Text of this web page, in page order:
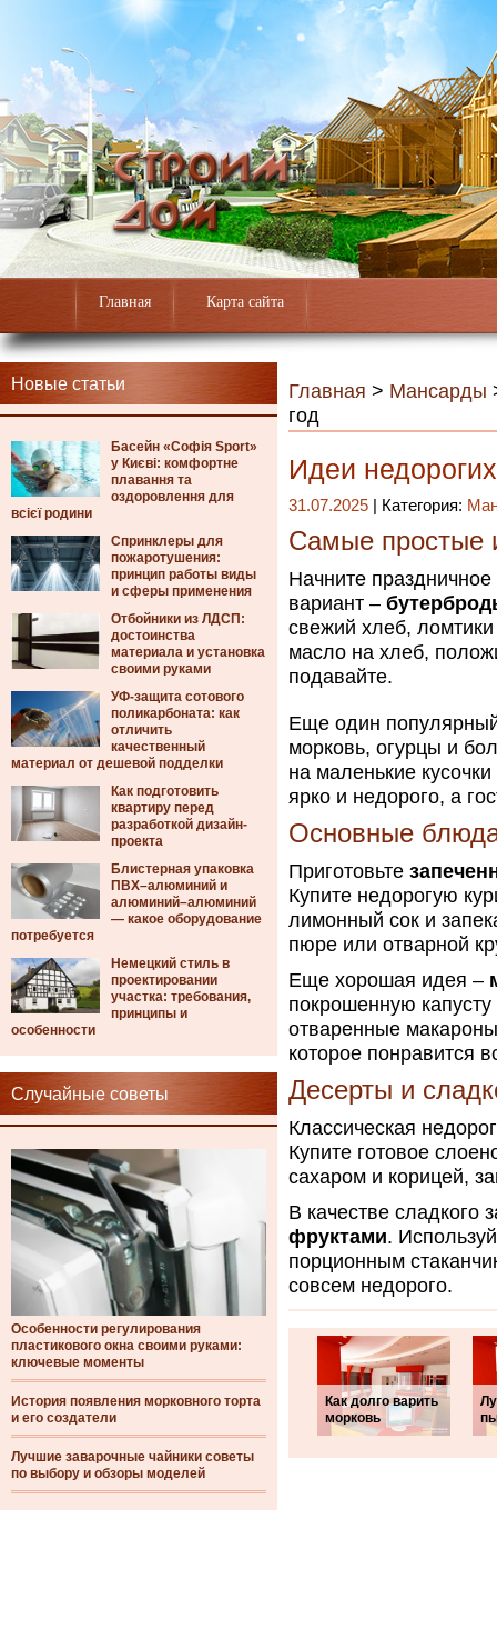
Главная Карта сайта
Новые статьи
Басейн «Софія Sport»
у Києві: комфортне
плавання та
оздоровлення для
всієї родини
Спринклеры для
пожаротушения:
принцип работы виды
и сферы применения
Отбойники из ЛДСП:
достоинства
материала и установка
своими руками
УФ-защита сотового
поликарбоната: как
отличить
качественный
материал от дешевой подделки
Как подготовить
квартиру перед
разработкой дизайн-
проекта
Блистерная упаковка
ПВХ–алюминий и
алюминий–алюминий
— какое оборудование
потребуется
Немецкий стиль в
проектировании
участка: требования,
принципы и
особенности
Случайные советы
Особенности регулирования
пластикового окна своими руками:
ключевые моменты
История появления морковного торта
и его создатели
Лучшие заварочные чайники советы
по выбору и обзоры моделей
Главная > Мансарды
год
Идеи
31.07.2025 | Категория:
Самые простые
Начните
вариант –
свежий хлеб,
масло на хлеб,
подавайте.
Еще один
морковь, огурцы и
на маленькие
ярко и недорого, а
Основные
Приготовьте
Купите недорогую
лимонный сок и
пюре или отварной
Еще хорошая идея –
покрошенную
отваренные
которое понравится
Десерты и
Классическая
Купите готовое
сахаром и корицей,
В качестве сладкого
фруктами.
порционным
совсем недорого.
Как долго варить
морковь